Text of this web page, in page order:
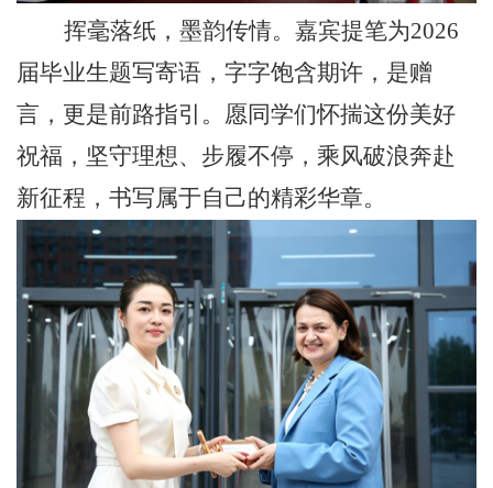
挥毫落纸，墨韵传情。嘉宾提笔为2026
届毕业生题写寄语，字字饱含期许，是赠
言，更是前路指引。愿同学们怀揣这份美好
祝福，坚守理想、步履不停，乘风破浪奔赴
新征程，书写属于自己的精彩华章。